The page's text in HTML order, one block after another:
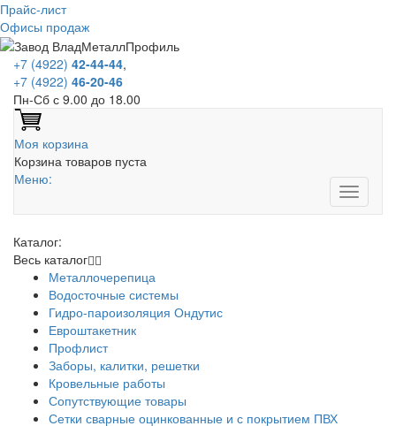
Прайс-лист
Офисы продаж
+7 (4922) 42-44-44,
+7 (4922) 46-20-46
Пн-Сб с 9.00 до 18.00
Моя корзина
Корзина товаров пуста
Меню:
Каталог:
Весь каталог
Металлочерепица
Водосточные системы
Гидро-пароизоляция Ондутис
Евроштакетник
Профлист
Заборы, калитки, решетки
Кровельные работы
Сопутствующие товары
Сетки сварные оцинкованные и с покрытием ПВХ